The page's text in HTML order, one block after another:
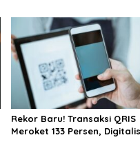
Berstandar Internasional
Perkuat Pertumbuhan
Berkelanjutan
Rekor Baru! Transaksi QRIS
Meroket 133 Persen,